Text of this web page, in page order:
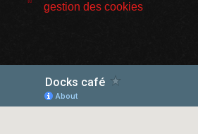
gestion des cookies